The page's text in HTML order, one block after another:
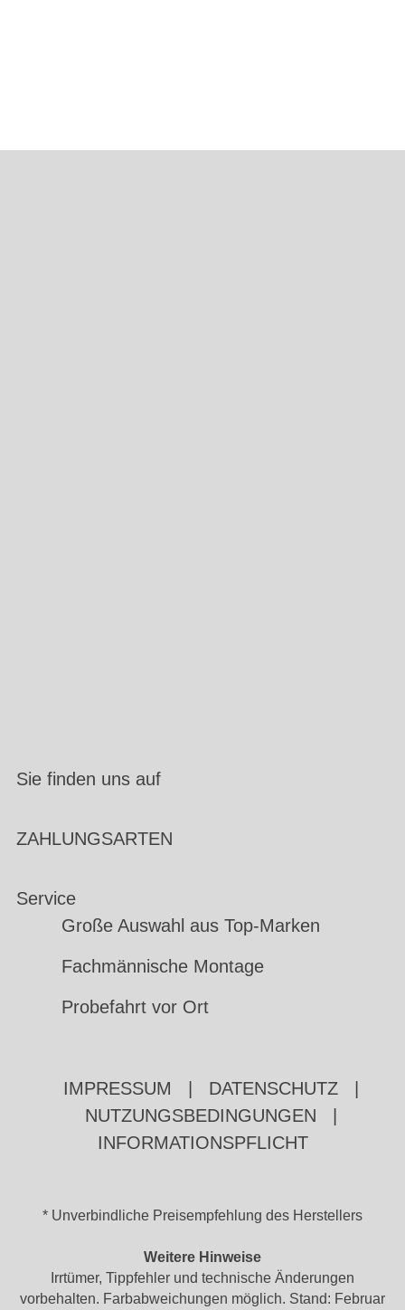
Sie finden uns auf
ZAHLUNGSARTEN
Service
Große Auswahl aus Top-Marken
Fachmännische Montage
Probefahrt vor Ort
IMPRESSUM DATENSCHUTZ
NUTZUNGSBEDINGUNGEN
INFORMATIONSPFLICHT
* Unverbindliche Preisempfehlung des Herstellers
Weitere Hinweise
Irrtümer, Tippfehler und technische Änderungen
vorbehalten. Farbabweichungen möglich. Stand: Februar